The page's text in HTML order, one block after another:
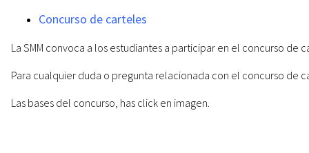
Concurso de carteles
La SMM convoca a los estudiantes a participar en el concurso de
Para cualquier duda o pregunta relacionada con el concurso de
Las bases del concurso, has click en imagen.